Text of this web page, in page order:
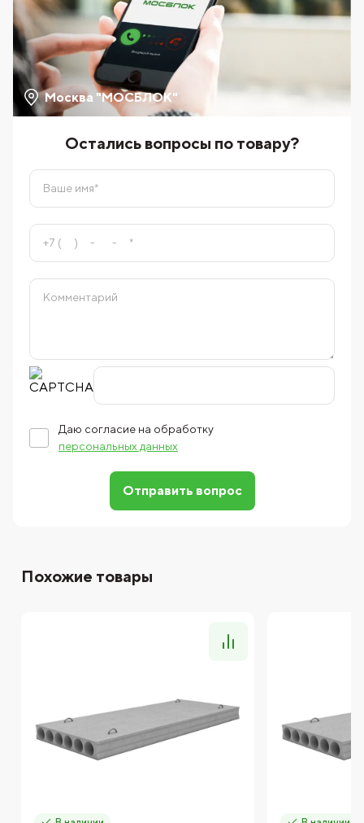
Москва "МОСБЛОК"
Остались вопросы по товару?
Даю согласие на обработку
персональных данных
Отправить вопрос
Похожие товары